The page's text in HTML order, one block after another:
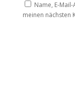
Name, E-
meinen nächsten